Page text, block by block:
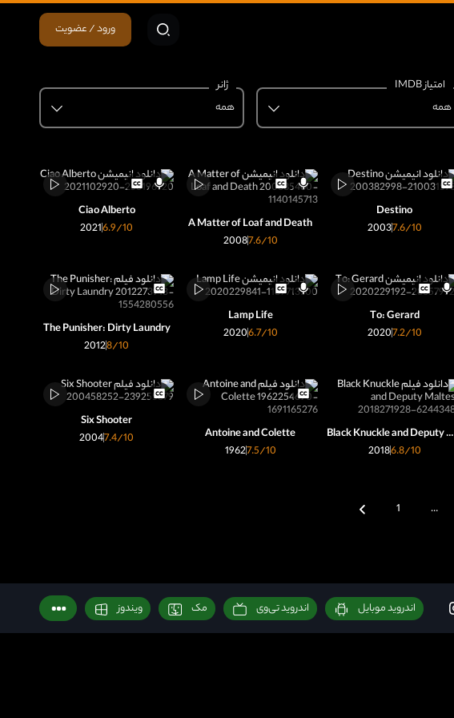
ورود / عضویت
امتیاز IMDB
همه
ژانر
همه
Destino
20037.6/10
A Matter of Loaf and Death
20087.6/10
Ciao Alberto
20216.9/10
To: Gerard
20207.2/10
Lamp Life
20206.7/10
The Punisher: Dirty Laundry
20128/10
Black Knuckle and Deputy Maltese
20186.8/10
Antoine and Colette
19627.5/10
Six Shooter
20047.4/10
1 …
اندروید موبایل اندروید تی‌وی مک ویندوز